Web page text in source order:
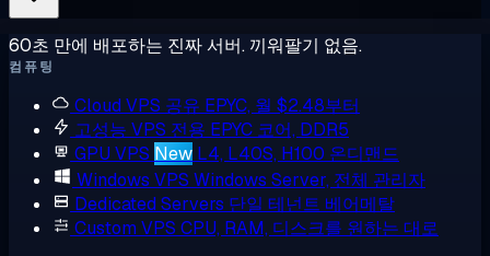
60초 만에 배포하는 진짜 서버. 끼워팔기 없음.
컴퓨팅
Cloud VPS 공유 EPYC, 월 $2.48부터
고성능 VPS 전용 EPYC 코어, DDR5
GPU VPS New L4, L40S, H100 온디맨드
Windows VPS Windows Server, 전체 관리자
Dedicated Servers 단일 테넌트 베어메탈
Custom VPS CPU, RAM, 디스크를 원하는 대로